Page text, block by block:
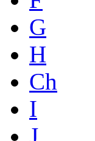
G
H
Ch
I
J